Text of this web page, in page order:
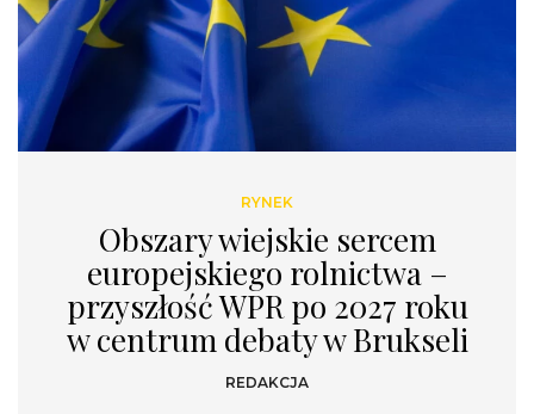
RYNEK
Obszary wiejskie sercem
europejskiego rolnictwa –
przyszłość WPR po 2027 roku
w centrum debaty w Brukseli
REDAKCJA